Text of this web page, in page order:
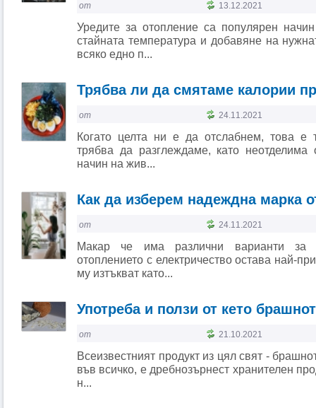
от 13.12.2021
Уредите за отопление са популярен
стайната температура и добавяне на
всяко едно п...
Трябва ли да смятаме калории
от 24.11.2021
Когато целта ни е да отслабнем, това е
трябва да разглеждаме, като неотделима
начин на жив...
Как да изберем надеждна марка
от 24.11.2021
Макар че има различни варианти за
отоплението с електричество остава най-
му изтъкват като...
Употреба и ползи от кето
от 21.10.2021
Всеизвестният продукт из цял свят -
във всичко, е дребнозърнест хранителен
н...